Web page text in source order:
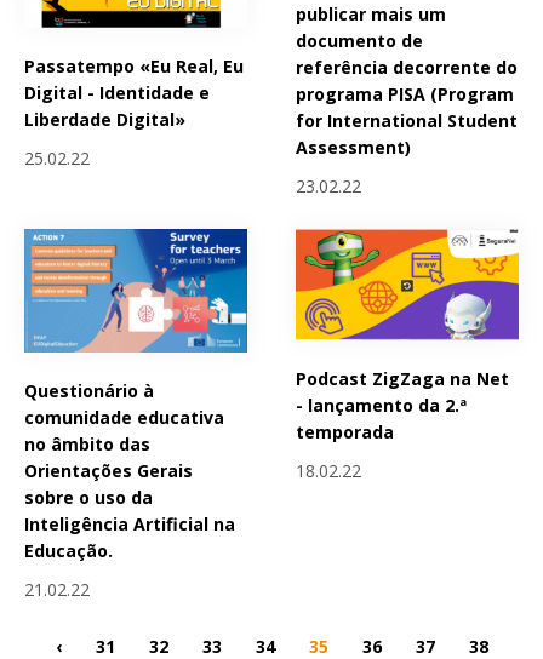
Passatempo «Eu Real, Eu
Digital - Identidade e
Liberdade Digital»
25.02.22
publicar mais um
documento de
referência decorrente do
programa PISA (Program
for International Student
Assessment)
23.02.22
Questionário à
comunidade educativa
no âmbito das
Orientações Gerais
sobre o uso da
Inteligência Artificial na
Educação.
21.02.22
Podcast ZigZaga na Net
- lançamento da 2.ª
temporada
18.02.22
‹ 31 32 33 34 35 36 37
38